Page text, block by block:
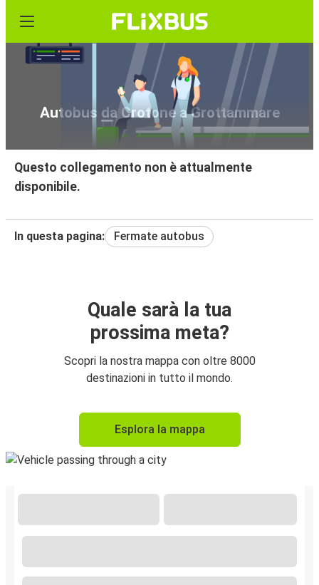
Autobus da Crotone a Grottammare
Questo collegamento non è attualmente
disponibile.
In questa pagina: Fermate autobus
Quale sarà la tua
prossima meta?
Scopri la nostra mappa con oltre 8000
destinazioni in tutto il mondo.
Esplora la mappa